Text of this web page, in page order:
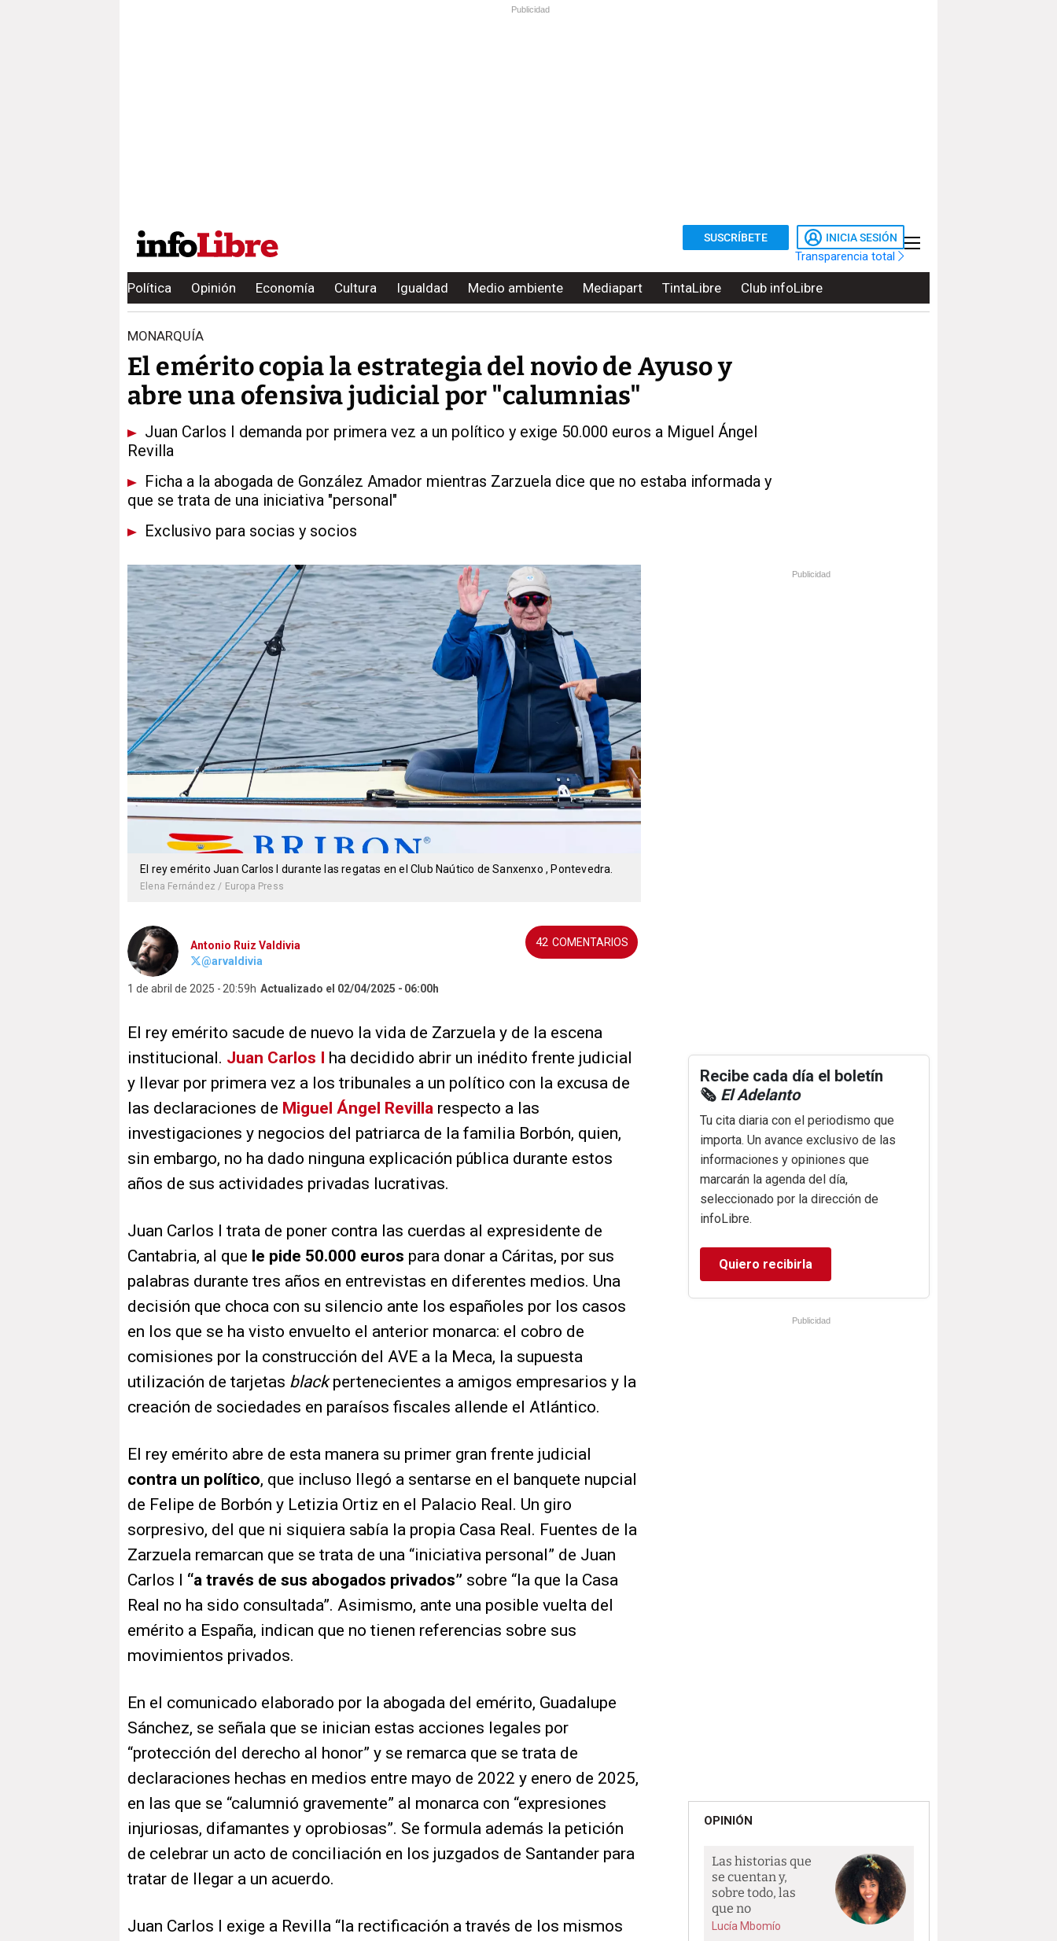
Publicidad
SUSCRÍBETE INICIA SESIÓN
Transparencia total
Política Opinión Economía Cultura Igualdad Medio ambiente Mediapart TintaLibre Club infoLibre
MONARQUÍA
El emérito copia la estrategia del novio de Ayuso y
abre una ofensiva judicial por "calumnias"
Juan Carlos I demanda por primera vez a un político y exige 50.000 euros a Miguel Ángel
Revilla
Ficha a la abogada de González Amador mientras Zarzuela dice que no estaba informada y
que se trata de una iniciativa "personal"
Exclusivo para socias y socios
El rey emérito Juan Carlos I durante las regatas en el Club Naútico de Sanxenxo , Pontevedra.
Elena Fernández / Europa Press
Antonio Ruiz Valdivia
@arvaldivia
1 de abril de 2025 20:59h Actualizado el 02/04/2025 06:00h
42
El rey emérito sacude de nuevo la vida de Zarzuela y de la escena
institucional. Juan Carlos I ha decidido abrir un inédito frente judicial
y llevar por primera vez a los tribunales a un político con la excusa de
las declaraciones de Miguel Ángel Revilla respecto a las
investigaciones y negocios del patriarca de la familia Borbón, quien,
sin embargo, no ha dado ninguna explicación pública durante estos
años de sus actividades privadas lucrativas.
Juan Carlos I trata de poner contra las cuerdas al expresidente de
Cantabria, al que le pide 50.000 euros para donar a Cáritas, por sus
palabras durante tres años en entrevistas en diferentes medios. Una
decisión que choca con su silencio ante los españoles por los casos
en los que se ha visto envuelto el anterior monarca: el cobro de
comisiones por la construcción del AVE a la Meca, la supuesta
utilización de tarjetas blackpertenecientes a amigos empresarios y la
creación de sociedades en paraísos fiscales allende el Atlántico.
El rey emérito abre de esta manera su primer gran frente judicial
contra un político, que incluso llegó a sentarse en el banquete nupcial
de Felipe de Borbón y Letizia Ortiz en el Palacio Real. Un giro
sorpresivo, del que ni siquiera sabía la propia Casa Real. Fuentes de la
Zarzuela remarcan que se trata de una “iniciativa personal” de Juan
Carlos I
“a través de sus abogados privados” sobre “la que la Casa
Real no ha sido consultada”. Asimismo, ante una posible vuelta del
emérito a España, indican que no tienen referencias sobre sus
movimientos privados.
En el comunicado elaborado por la abogada del emérito, Guadalupe
Sánchez, se señala que se inician estas acciones legales por
“protección del derecho al honor” y se remarca que se trata de
declaraciones hechas en medios entre mayo de 2022 y enero de 2025,
en las que se “calumnió gravemente” al monarca con “expresiones
injuriosas, difamantes y oprobiosas”. Se formula además la petición
de celebrar un acto de conciliación en los juzgados de Santander para
tratar de llegar a un acuerdo.
Juan Carlos I exige a Revilla “la rectificación a través de los mismos
Publicidad
Recibe cada día el boletín
🗞️ El Adelanto
Tu cita diaria con el periodismo que
importa. Un avance exclusivo de las
informaciones y opiniones que
marcarán la agenda del día,
seleccionado por la dirección de
infoLibre.
Quiero recibirla
Publicidad
OPINIÓN
Las historias que
se cuentan y,
sobre todo, las
que no
Lucía Mbomío